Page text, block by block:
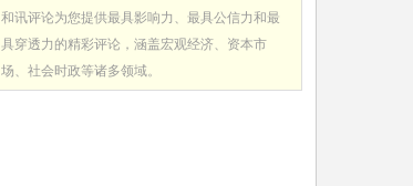
和讯评论为您提供最具影响力、最具公信力和最
具穿透力的精彩评论，涵盖宏观经济、资本市
场、社会时政等诸多领域。